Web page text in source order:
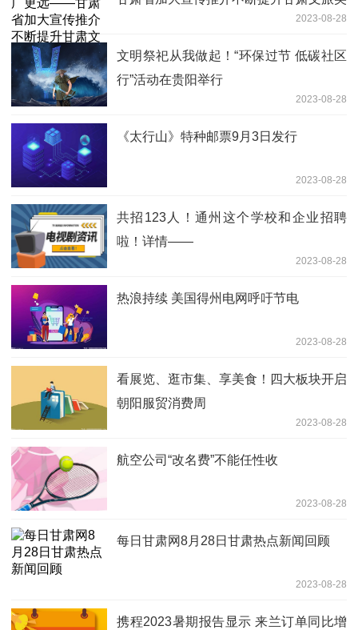
2023-08-28
文明祭祀从我做起！“环保过节 低碳社区
行”活动在贵阳举行
2023-08-28
《太行山》特种邮票9月3日发行
2023-08-28
共招123人！通州这个学校和企业招聘
啦！详情——
2023-08-28
热浪持续 美国得州电网呼吁节电
2023-08-28
看展览、逛市集、享美食！四大板块开启
朝阳服贸消费周
2023-08-28
航空公司“改名费”不能任性收
2023-08-28
每日甘肃网8月28日甘肃热点新闻回顾
2023-08-28
携程2023暑期报告显示 来兰订单同比增